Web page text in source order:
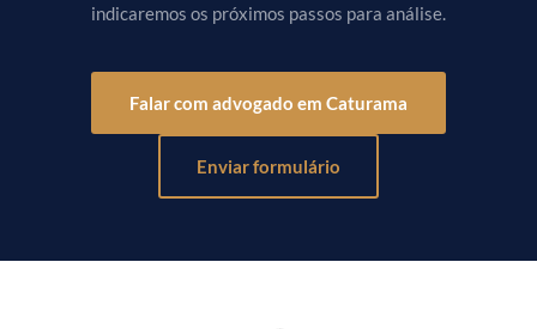
indicaremos os próximos passos para análise.
Falar com advogado em Caturama
Enviar formulário